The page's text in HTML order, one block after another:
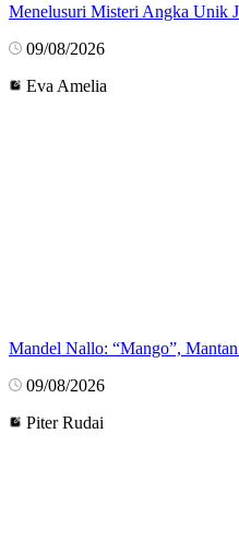
Menelusuri Misteri Angka Unik
09/08/2026
Eva Amelia
Mandel Nallo: “Mango”,
09/08/2026
Piter Rudai